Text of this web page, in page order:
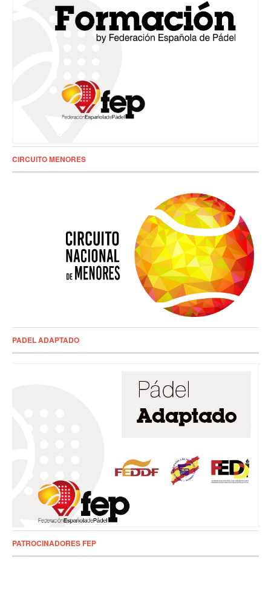
CIRCUITO MENORES
PADEL ADAPTADO
PATROCINADORES FEP